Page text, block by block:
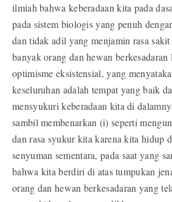
ilmiah bahwa keberadaan kita pada
pada sistem biologis yang penuh
dan tidak adil yang menjamin rasa
banyak orang dan hewan
optimisme eksistensial, yang
keseluruhan adalah tempat yang baik
mensyukuri keberadaan kita di
sambil membenarkan (i) seperti
dan rasa syukur kita karena kita hidup
senyuman sementara, pada saat yang
bahwa kita berdiri di atas tumpukan
orang dan hewan berkesadaran yang